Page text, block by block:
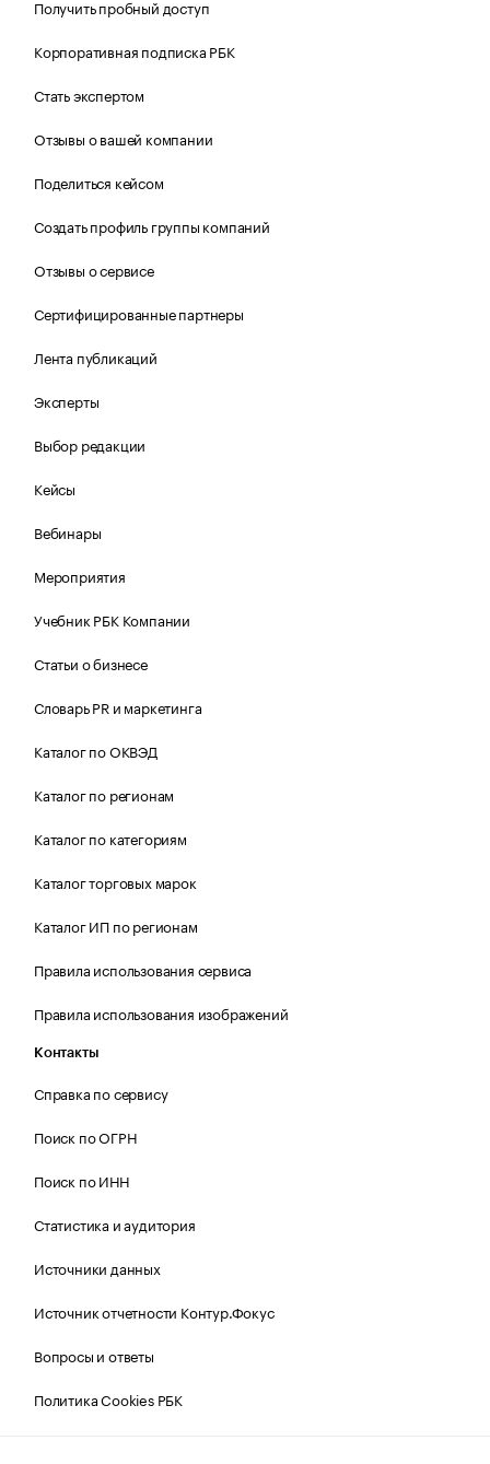
Получить пробный доступ
Корпоративная подписка РБК
Стать экспертом
Отзывы о вашей компании
Поделиться кейсом
Создать профиль группы компаний
Отзывы о сервисе
Сертифицированные партнеры
Лента публикаций
Эксперты
Выбор редакции
Кейсы
Вебинары
Мероприятия
Учебник РБК Компании
Статьи о бизнесе
Словарь PR и маркетинга
Каталог по ОКВЭД
Каталог по регионам
Каталог по категориям
Каталог торговых марок
Каталог ИП по регионам
Правила использования сервиса
Правила использования изображений
Контакты
Справка по сервису
Поиск по ОГРН
Поиск по ИНН
Статистика и аудитория
Источники данных
Источник отчетности Контур.Фокус
Вопросы и ответы
Политика Cookies РБК